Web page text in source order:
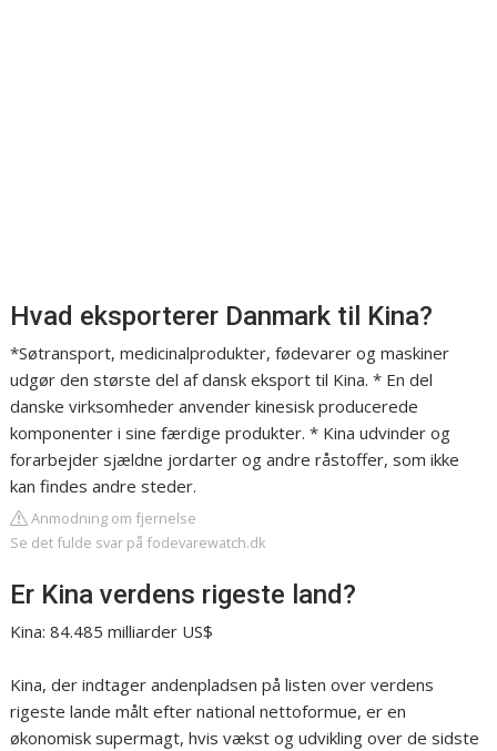
Hvad eksporterer Danmark til Kina?
*Søtransport, medicinalprodukter, fødevarer og maskiner
udgør den største del af dansk eksport til Kina. * En del
danske virksomheder anvender kinesisk producerede
komponenter i sine færdige produkter. * Kina udvinder og
forarbejder sjældne jordarter og andre råstoffer, som ikke
kan findes andre steder.
Anmodning om fjernelse
Se det fulde svar på fodevarewatch.dk
Er Kina verdens rigeste land?
Kina: 84.485 milliarder US$
Kina, der indtager andenpladsen på listen over verdens
rigeste lande målt efter national nettoformue, er en
økonomisk supermagt, hvis vækst og udvikling over de sidste